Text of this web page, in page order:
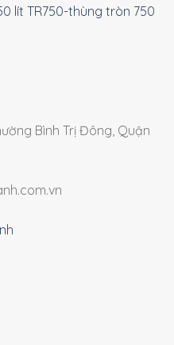
lít TR750-thùng tròn 750
Bình Trị Đông, Quận